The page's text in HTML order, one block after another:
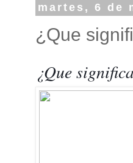
martes, 6 de
¿Que
¿Que